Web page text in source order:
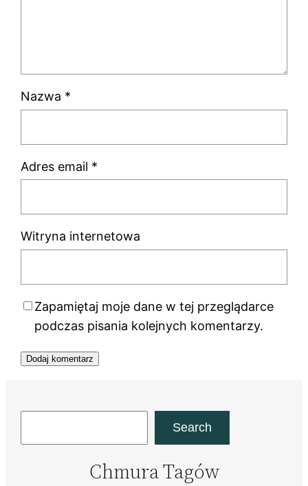
Nazwa *
Adres email *
Witryna internetowa
Zapamiętaj moje dane w tej przeglądarce
podczas pisania kolejnych komentarzy.
Search
Chmura Tagów